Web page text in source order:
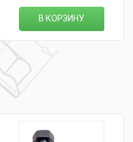
В КОРЗИНУ